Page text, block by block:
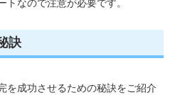
なので注意が必要です。
訣
を成功させるための秘訣をご紹介